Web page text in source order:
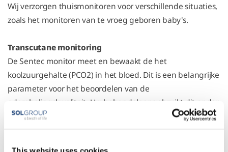
Wij verzorgen thuismonitoren voor verschillende situaties,
zoals het monitoren van te vroeg geboren baby's.
Transcutane monitoring
De Sentec monitor meet en bewaakt de het
koolzuurgehalte (PCO2) in het bloed. Dit is een belangrijke
parameter voor het beoordelen van de
ademhalingskwaliteit. Uw behandelaar gebruikt dit onder
andere om uw apparatuur in te stellen. Daarnaast wordt